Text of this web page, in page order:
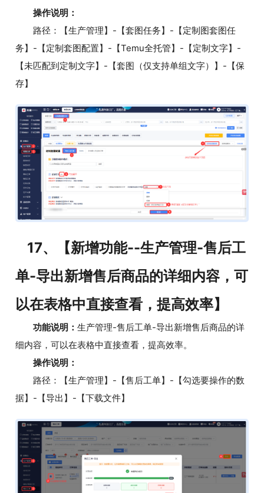
操作说明：
路径：【生产管理】-【套图任务】-【定制图套图任
务】-【定制套图配置】-【Temu全托管】-【定制文字】-
【未匹配到定制文字】-【套图（仅支持单组文字）】-【保
存】
17、【新增功能--生产管理-售后工
单-导出新增售后商品的详细内容，可
以在表格中直接查看，提高效率】
功能说明： 生产管理-售后工单-导出新增售后商品的详
细内容，可以在表格中直接查看，提高效率。
操作说明：
路径：【生产管理】-【售后工单】-【勾选要操作的数
据】-【导出】-【下载文件】